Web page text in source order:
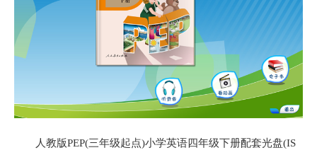
人教版PEP(三年级起点)小学英语四年级下册配套光盘(IS